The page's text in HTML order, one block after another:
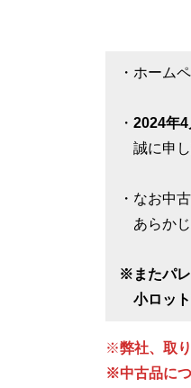
・ホーム
・ 2024年
誠に申し
・なお中
あらかじ
※またパレ
小ロッ
※弊社、取
※中古品に